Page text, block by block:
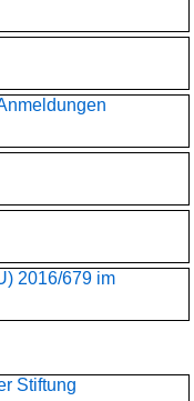
2016/679 im
Stiftung